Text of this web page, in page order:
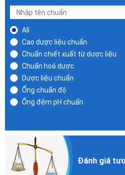
All
Cao dược liệu chuẩn
Chuẩn chiết xuất từ dược liệu
Chuẩn hoá dược
Dược liệu chuẩn
Ống chuẩn độ
Ống đệm pH chuẩn
Đánh giá